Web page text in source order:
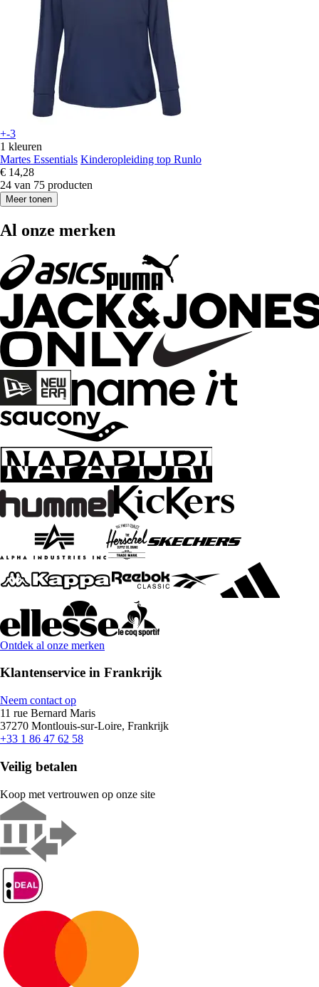
+-3
1 kleuren
Martes Essentials Kinderopleiding top Runlo
€ 14,28
24 van 75 producten
Meer tonen
Al onze merken
Ontdek al onze merken
Klantenservice in Frankrijk
Neem contact op
11 rue Bernard Maris
37270 Montlouis-sur-Loire, Frankrijk
+33 1 86 47 62 58
Veilig betalen
Koop met vertrouwen op onze site